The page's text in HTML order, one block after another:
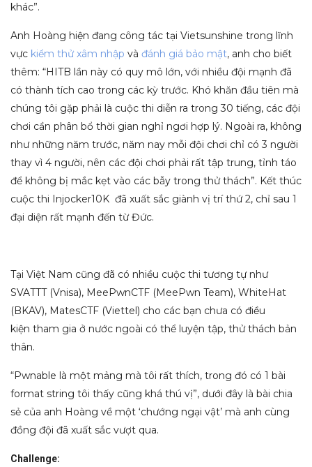
khác”.
Anh Hoàng hiện đang công tác tại Vietsunshine trong lĩnh
vực kiểm thử xâm nhập và đánh giá bảo mật, anh cho biết
thêm: “HITB lần này có quy mô lớn, với nhiều đội mạnh đã
có thành tích cao trong các kỳ trước. Khó khăn đầu tiên mà
chúng tôi gặp phải là cuộc thi diễn ra trong 30 tiếng, các đội
chơi cần phân bổ thời gian nghỉ ngơi hợp lý. Ngoài ra, không
như những năm trước, năm nay mỗi đội chơi chỉ có 3 người
thay vì 4 người, nên các đội chơi phải rất tập trung, tỉnh táo
để không bị mắc kẹt vào các bẫy trong thử thách”. Kết thúc
cuộc thi Injocker10K đã xuất sắc giành vị trí thứ 2, chỉ sau 1
đại diện rất mạnh đến từ Đức.
Tại Việt Nam cũng đã có nhiều cuộc thi tương tự như
SVATTT (Vnisa), MeePwnCTF (MeePwn Team), WhiteHat
(BKAV), MatesCTF (Viettel) cho các bạn chưa có điều
kiện tham gia ở nước ngoài có thể luyện tập, thử thách bản
thân.
“Pwnable là một mảng mà tôi rất thích, trong đó có 1 bài
format string tôi thấy cũng khá thú vị”, dưới đây là bài chia
sẻ của anh Hoàng về một ‘chướng ngại vật’ mà anh cùng
đồng đội đã xuất sắc vượt qua.
Challenge: